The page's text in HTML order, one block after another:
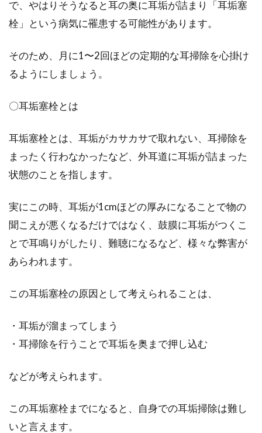
「メンズスキンケア」ランキング！
20代からの美肌対策！
キレイな肌は男女問わず、人に好印象を与える
ものです。肌のキレイさは、仕事やプライベー
「ハーンの石鹸」！バンコク土産で
断トツの人気なんですよ！
都「バンコク」は、人気の観光スポットとして
知られています。...
を成功に導く運動をご紹介
現在、ちまたにはダイエットに関する情報があ
ふれています。専門家の人のご意見を交えて食
事制限もの、...
メンズ必見！自分流のスクラブの作
で、やはりそうなると耳の奥に耳垢が詰まり「耳垢塞
栓」という病気に罹患する可能性があります。
そのため、月に1〜2回ほどの定期的な耳掃除を心掛け
るようにしましょう。
〇耳垢塞栓とは
耳垢塞栓とは、耳垢がカサカサで取れない、耳掃除を
まったく行わなかったなど、外耳道に耳垢が詰まった
状態のことを指します。
実にこの時、耳垢が1cmほどの厚みになることで物の
聞こえが悪くなるだけではなく、鼓膜に耳垢がつくこ
とで耳鳴りがしたり、難聴になるなど、様々な弊害が
あらわれます。
この耳垢塞栓の原因として考えられることは、
・耳垢が溜まってしまう
・耳掃除を行うことで耳垢を奥まで押し込む
などが考えられます。
この耳垢塞栓までになると、自身での耳垢掃除は難し
いと言えます。